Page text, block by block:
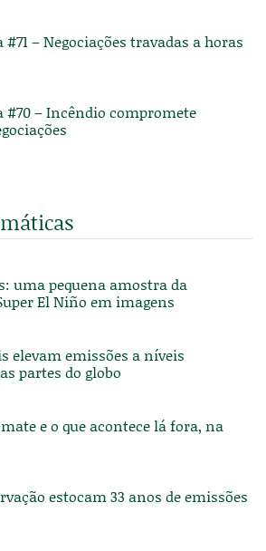
– Negociações travadas a horas
– Incêndio compromete
uma pequena amostra da
El Niño em imagens
elevam emissões a níveis
partes do globo
e o que acontece lá fora, na
estocam 33 anos de emissões